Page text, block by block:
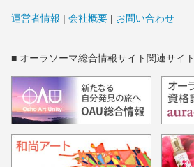
運営者情報 | 会社概要 | お問い合わせ
■ オーラソーマ総合情報サイト関連サイト